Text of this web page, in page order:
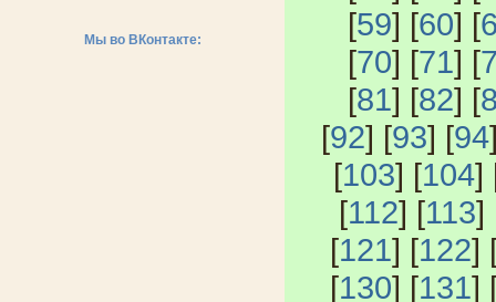
Мы во ВКонтакте:
[59] [60] [
[70] [71] [
[81] [82] [
[92] [93] [94
[103] [104]
[112] [113]
[121] [122]
[130] [131]